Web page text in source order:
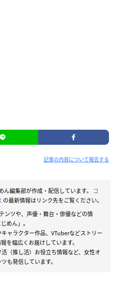
記事の内容について報告する
ん編集部が作成・配信しています。 コ
の最新情報はリンク先をご覧ください。
ンツや、声優・舞台・俳優などの情
めん」。
ャラクター作品、VTuberなどストリー
を幅広くお届けしています。
（推し活）お役立ち情報など、女性オ
も発信しています。